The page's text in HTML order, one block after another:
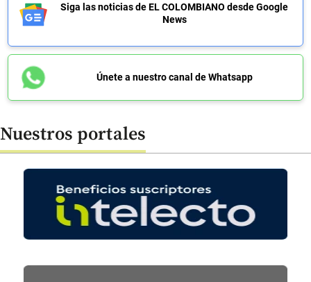
Siga las noticias de EL COLOMBIANO desde Google
News
Únete a nuestro canal de Whatsapp
Nuestros portales